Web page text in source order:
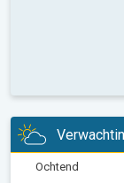
Ochtend